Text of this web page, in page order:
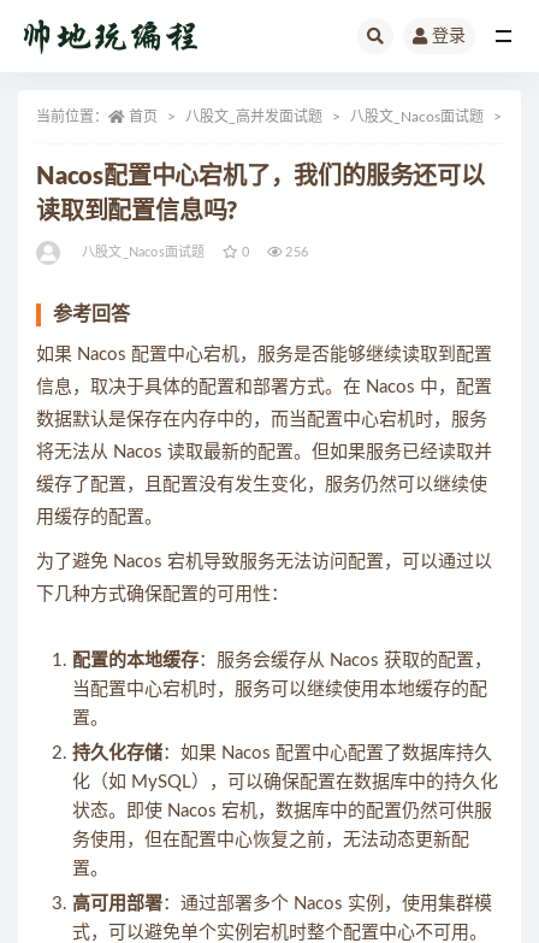
登录
当前位置： 首页 八股文_高并发面试题 八股文_Nacos面试题
Nacos配置中心宕机了，我们的服务还可以
读取到配置信息吗?
八股文_Nacos面试题 0 256
参考回答
如果 Nacos 配置中心宕机，服务是否能够继续读取到配置
信息，取决于具体的配置和部署方式。在 Nacos 中，配置
数据默认是保存在内存中的，而当配置中心宕机时，服务
将无法从 Nacos 读取最新的配置。但如果服务已经读取并
缓存了配置，且配置没有发生变化，服务仍然可以继续使
用缓存的配置。
为了避免 Nacos 宕机导致服务无法访问配置，可以通过以
下几种方式确保配置的可用性：
配置的本地缓存：服务会缓存从 Nacos 获取的配置，
当配置中心宕机时，服务可以继续使用本地缓存的配
置。
持久化存储：如果 Nacos 配置中心配置了数据库持久
化（如 MySQL），可以确保配置在数据库中的持久化
状态。即使 Nacos 宕机，数据库中的配置仍然可供服
务使用，但在配置中心恢复之前，无法动态更新配
置。
高可用部署：通过部署多个 Nacos 实例，使用集群模
式，可以避免单个实例宕机时整个配置中心不可用。